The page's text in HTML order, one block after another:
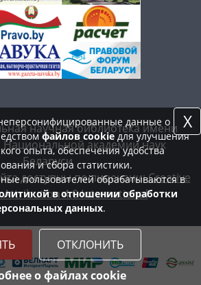
научная библиотека имени
Национальной академии наук
Беларуси
доступны по лицензии:Creative
Attribution 4.0 International
данные о
файлов cookieдля улучшения
опыта, обеспечения удобства
и сбора статистики.
пользователей обрабатываются в
в отношении обработки
данных.
ОТКЛОНИТЬ
о файлах cookie
X